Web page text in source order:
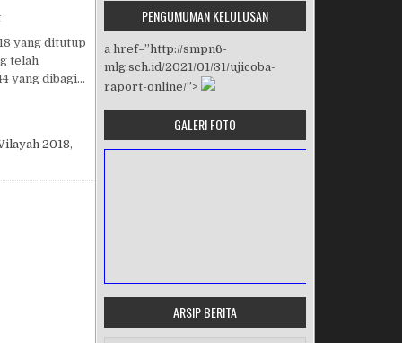
on PPDB JALUR WILAYAH DAN JALUR REGULER 2018
yang ditutup
telah
yang dibagi…
2018,
PENGUMUMAN KELULUSAN
a href=”http://smpn6-
mlg.sch.id/2021/01/31/ujicoba-
raport-online/”>
GALERI FOTO
ARSIP BERITA